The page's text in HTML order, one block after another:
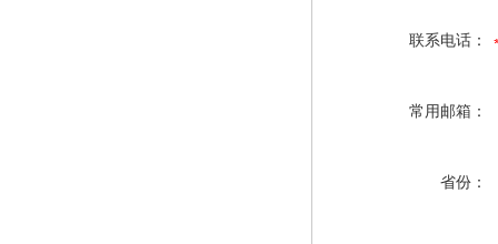
联系电话：
常用邮箱：
省份：